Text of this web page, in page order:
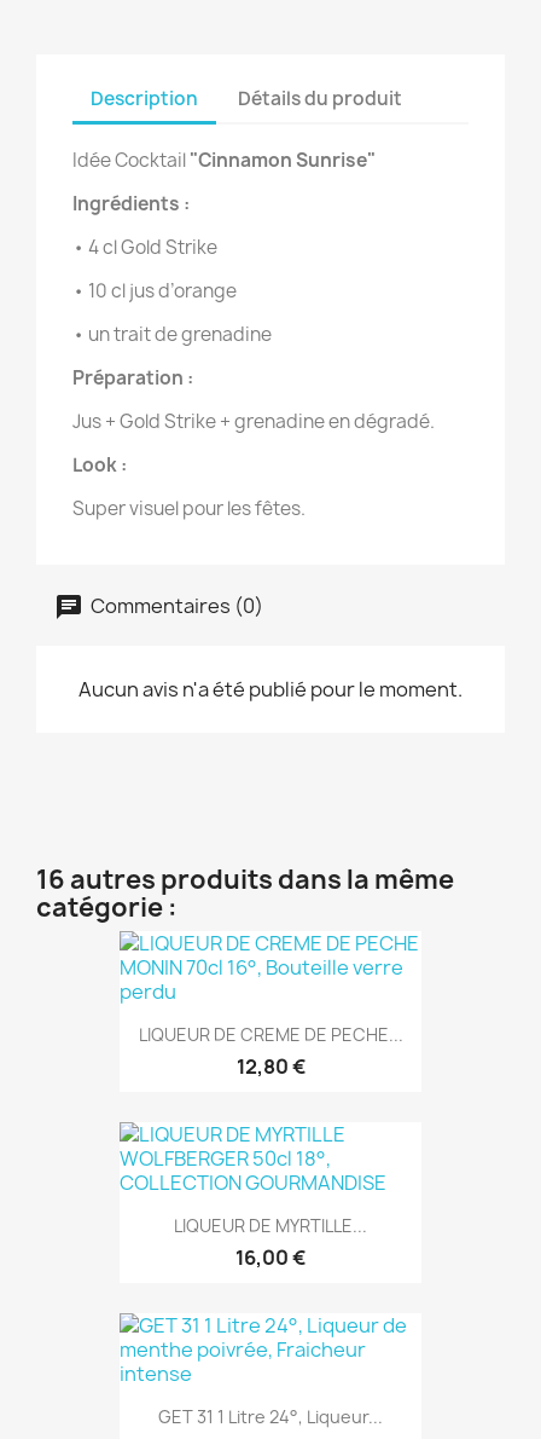
Description Détails du produit
Idée Cocktail"Cinnamon Sunrise"
Ingrédients :
• 4 cl Gold Strike
• 10 cl jus d’orange
• un trait de grenadine
Préparation :
Jus + Gold Strike + grenadine en dégradé.
Look :
Super visuel pour les fêtes.
Commentaires (0)
Aucun avis n'a été publié pour le moment.
16 autres produits dans la même
catégorie :
LIQUEUR DE CREME DE PECHE...
12,80 €
LIQUEUR DE MYRTILLE...
16,00 €
GET 31 1 Litre 24°, Liqueur...